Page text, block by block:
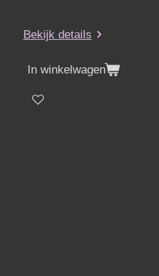
Bekijk details
In winkelwagen